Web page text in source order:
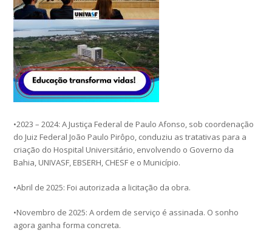
•2023 – 2024: A Justiça Federal de Paulo Afonso, sob coordenação
do Juiz Federal João Paulo Pirôpo, conduziu as tratativas para a
criação do Hospital Universitário, envolvendo o Governo da
Bahia, UNIVASF, EBSERH, CHESF e o Município.
•Abril de 2025: Foi autorizada a licitação da obra.
•Novembro de 2025: A ordem de serviço é assinada. O sonho
agora ganha forma concreta.